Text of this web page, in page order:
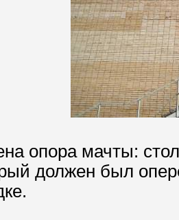
опора мачты:
должен был